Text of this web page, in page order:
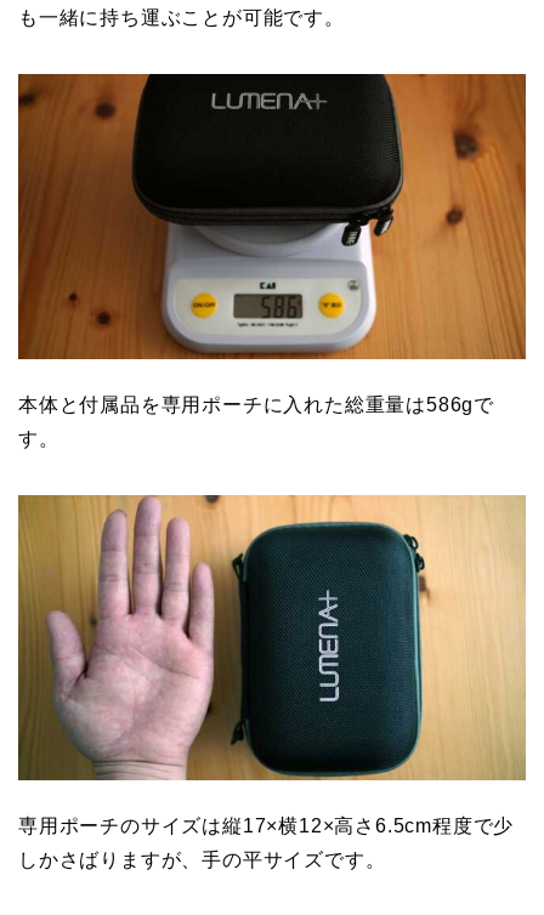
も一緒に持ち運ぶことが可能です。
本体と付属品を専用ポーチに入れた総重量は586gで
す。
専用ポーチのサイズは縦17×横12×高さ6.5cm程度で少
しかさばりますが、手の平サイズです。